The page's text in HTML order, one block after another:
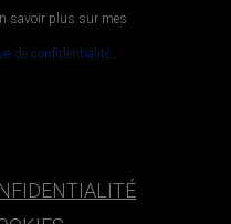
savoir plus sur mes
de confidentialité..